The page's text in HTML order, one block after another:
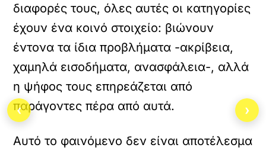
διαφορές τους, όλες αυτές οι κατηγορίες
έχουν ένα κοινό στοιχείο: βιώνουν
έντονα τα ίδια προβλήματα -ακρίβεια,
χαμηλά εισοδήματα, ανασφάλεια-, αλλά
η ψήφος τους επηρεάζεται από
παράγοντες πέρα από αυτά.
Αυτό το φαινόμενο δεν είναι αποτέλεσμα
‹ ›